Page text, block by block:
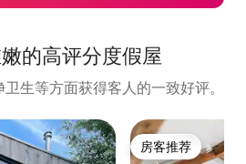
的高评分度假屋
生等方面获得客人的一致好评。
房客推荐
房客推荐